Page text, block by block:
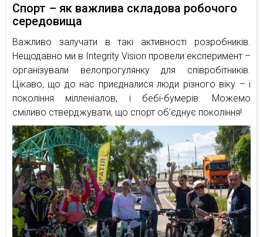
Спорт – як важлива складова робочого
середовища
Важливо залучати в такі активності розробників.
Нещодавно ми в Integrity Vision провели експеримент –
організували велопрогулянку для співробітників.
Цікаво, що до нас приєдналися люди різного віку – і
покоління мілленіалов, і бебі-бумерів. Можемо
сміливо стверджувати, що спорт об’єднує покоління!